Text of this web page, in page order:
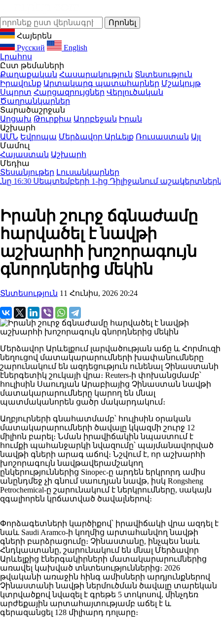
Հայերեն
Русский
English
Լրահոս
Ըստ թեմաների
Քաղաքական Հասարակություն Տնտեսություն
Իրավունք Արտակարգ պատահարներ Մշակույթ
Սպորտ Հարցազրույցներ Վերլուծական
Ծաղրանկարներ
Տարածաշրջան
Արցախ Թուրքիա Ադրբեջան Իրան
Աշխարհ
ԱՄՆ Եվրոպա Մերձավոր Արևելք Ռուսաստան Այլ
Մամուլ
Հայաստան Աշխարհ
Մեդիա
Տեսանյութեր Լուսանկարներ
Սեպտեմբերի 1-ից Դիլիջանում աշակերտներն
Իրանի շուրջ ճգնաժամը
հարվածել է նավթի
աշխարհի խոշորագույն
գնորդներից մեկին
Տնտեսություն 11 Հունիս, 2026 20:24
Մերձավոր Արևելքում լարվածության աճը և Հորմուզի
նեղուցով մատակարարումների խափանումները
շարունակում են ազդեցություն ունենալ Չինաստանի
էներգետիկ շուկայի վրա։ Reuters-ի փոխանցմամբ՝
հուլիսին Սաուդյան Արաբիայից Չինաստան նավթի
մատակարարումները կարող են մնալ
պատմականորեն ցածր մակարդակում։
Աղբյուրների գնահատմամբ՝ հուլիսին օրական
մատակարարումների ծավալը կկազմի շուրջ 12
միլիոն բարել։ Նման իրավիճակին նպաստում է
հումքի պահանջարկի նվազումը՝ պայմանավորված
նավթի գների արագ աճով։ Նշվում է, որ աշխարհի
խոշորագույն նավթավերամշակող
ընկերություններից Sinopec-ը արդեն երկրորդ ամիս
անընդմեջ չի գնում սաուդյան նավթ, իսկ Rongsheng
Petrochemical-ը շարունակում է ներկրումները, սակայն
զգալիորեն կրճատված ծավալներով։
Փորձագետների կարծիքով՝ իրավիճակի վրա ազդել է
նաև Saudi Aramco-ի կողմից արտահանվող նավթի
գների բարձրացումը։ Չինաստանը, ինչպես նաև
Հնդկաստանը, շարունակում են մնալ Մերձավոր
Արևելքից էներգակիրների մատակարարումներից
առավել կախված տնտեսություններից։ 2026
թվականի առաջին հինգ ամիսների արդյունքներով
Չինաստանի նավթի ներմուծման ծավալը տարեկան
կտրվածքով նվազել է գրեթե 5 տոկոսով, մինչդեռ
արժեքային արտահայտությամբ աճել է և
գերազանցել 128 միլիարդ դոլարը։